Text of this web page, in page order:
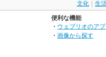
文化
生
便利な機能
・ ウェブリオのアプ
・ 画像から探す